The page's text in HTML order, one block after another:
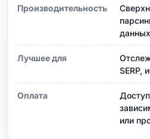
Производительность
данных
Лучшее для
SERP,
Оплата
или